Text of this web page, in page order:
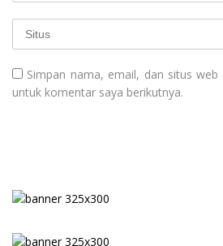
Simpan nama, email, dan situs
untuk komentar saya berikutnya.